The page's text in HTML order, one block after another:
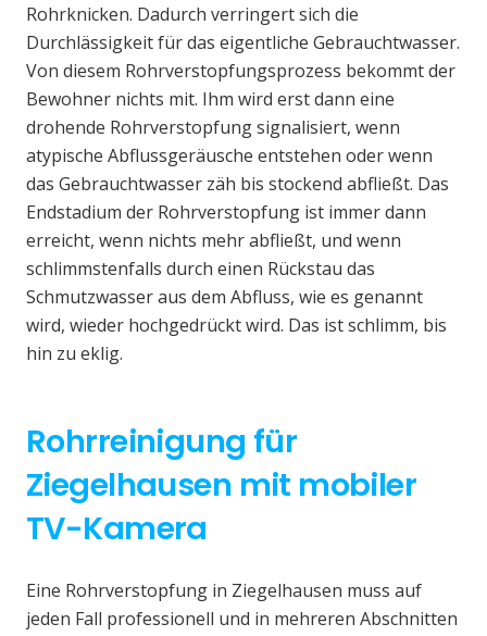
Rohrknicken. Dadurch verringert sich die
Durchlässigkeit für das eigentliche Gebrauchtwasser.
Von diesem Rohrverstopfungsprozess bekommt der
Bewohner nichts mit. Ihm wird erst dann eine
drohende Rohrverstopfung signalisiert, wenn
atypische Abflussgeräusche entstehen oder wenn
das Gebrauchtwasser zäh bis stockend abfließt. Das
Endstadium der Rohrverstopfung ist immer dann
erreicht, wenn nichts mehr abfließt, und wenn
schlimmstenfalls durch einen Rückstau das
Schmutzwasser aus dem Abfluss, wie es genannt
wird, wieder hochgedrückt wird. Das ist schlimm, bis
hin zu eklig.
Rohrreinigung für
Ziegelhausen mit mobiler
TV-Kamera
Eine Rohrverstopfung in Ziegelhausen muss auf
jeden Fall professionell und in mehreren Abschnitten